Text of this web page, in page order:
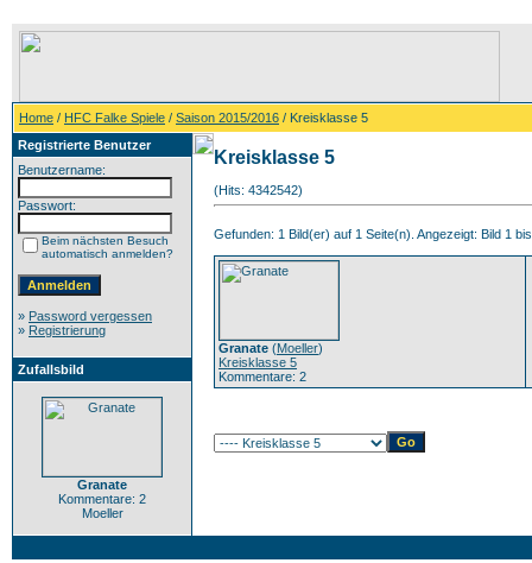
Home / HFC Falke Spiele / Saison 2015/2016 / Kreisklasse 5
Registrierte Benutzer
Benutzername:
Passwort:
Beim nächsten Besuch
automatisch anmelden?
» Password vergessen
» Registrierung
Zufallsbild
Granate
Kommentare: 2
Moeller
Kreisklasse 5
(Hits: 4342542)
Gefunden: 1 Bild(er) auf 1 Seite(n). Angezeigt: Bild 1
Granate (Moeller)
Kreisklasse 5
Kommentare: 2